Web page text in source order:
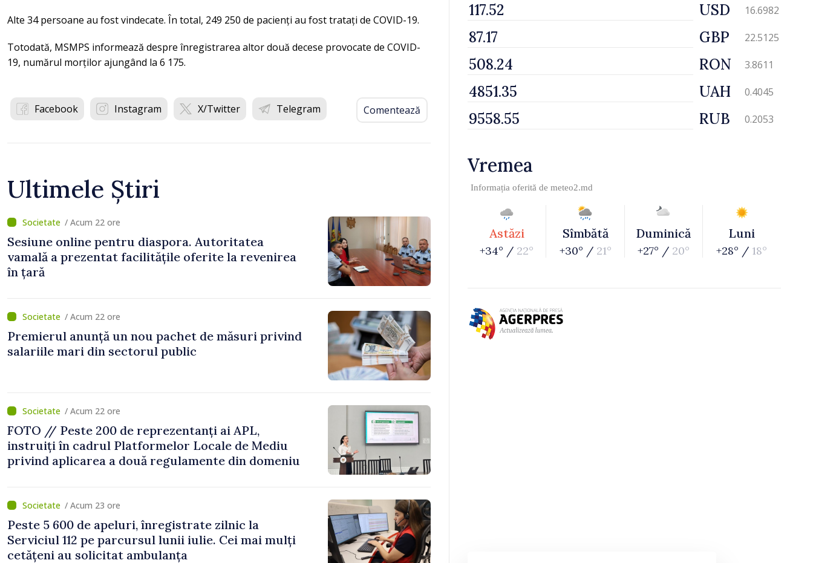
Alte 34 persoane au fost vindecate. În total, 249 250 de pacienți au fost tratați de COVID-19.
Totodată, MSMPS informează despre înregistrarea altor două decese provocate de COVID-
19, numărul morților ajungând la 6 175.
Facebook Instagram X/Twitter Telegram Comentează
Ultimele Știri
/ Acum 22 ore
Sesiune online pentru diaspora. Autoritatea
vamală a prezentat facilitățile oferite la revenirea
în țară
/ Acum 22 ore
Premierul anunță un nou pachet de măsuri privind
salariile mari din sectorul public
/ Acum 22 ore
FOTO // Peste 200 de reprezentanți ai APL,
instruiți în cadrul Platformelor Locale de Mediu
privind aplicarea a două regulamente din domeniu
/ Acum 23 ore
Peste 5 600 de apeluri, înregistrate zilnic la
Serviciul 112 pe parcursul lunii iulie. Cei mai mulți
cetățeni au solicitat ambulanța
USD 16.6982
GBP 22.5125
RON 3.8611
UAH 0.4045
RUB 0.2053
Vremea
Informația oferită de meteo2.md
Astăzi
+34° / 22°
Sîmbătă
+30° / 21°
Duminică
+27° / 20°
Luni
+28° / 18°